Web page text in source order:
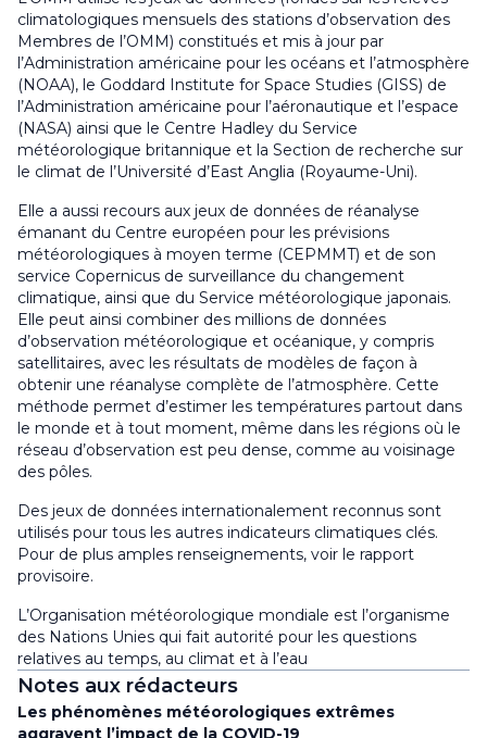
climatologiques mensuels des stations d’observation des
Membres de l’OMM) constitués et mis à jour par
l’Administration américaine pour les océans et l’atmosphère
(NOAA), le Goddard Institute for Space Studies (GISS) de
l’Administration américaine pour l’aéronautique et l’espace
(NASA) ainsi que le Centre Hadley du Service
météorologique britannique et la Section de recherche sur
le climat de l’Université d’East Anglia (Royaume-Uni).
Elle a aussi recours aux jeux de données de réanalyse
émanant du Centre européen pour les prévisions
météorologiques à moyen terme (CEPMMT) et de son
service Copernicus de surveillance du changement
climatique, ainsi que du Service météorologique japonais.
Elle peut ainsi combiner des millions de données
d’observation météorologique et océanique, y compris
satellitaires, avec les résultats de modèles de façon à
obtenir une réanalyse complète de l’atmosphère. Cette
méthode permet d’estimer les températures partout dans
le monde et à tout moment, même dans les régions où le
réseau d’observation est peu dense, comme au voisinage
des pôles.
Des jeux de données internationalement reconnus sont
utilisés pour tous les autres indicateurs climatiques clés.
Pour de plus amples renseignements, voir le rapport
provisoire.
L’Organisation météorologique mondiale est l’organisme
des Nations Unies qui fait autorité pour les questions
relatives au temps, au climat et à l’eau
Notes aux rédacteurs
Les phénomènes météorologiques extrêmes
aggravent l’impact de la COVID-19